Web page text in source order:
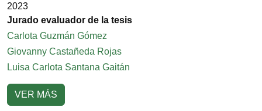
2023
Jurado evaluador de la tesis
Carlota Guzmán Gómez
Giovanny Castañeda Rojas
Luisa Carlota Santana Gaitán
VER MÁS